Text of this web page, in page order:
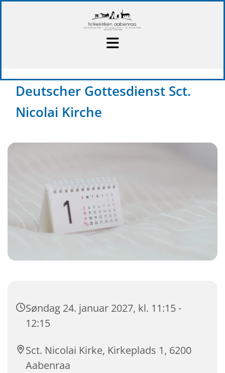
Deutscher Gottesdienst Sct.
Nicolai Kirche
Søndag 24. januar 2027, kl. 11:15 -
12:15
Sct. Nicolai Kirke, Kirkeplads 1, 6200
Aabenraa